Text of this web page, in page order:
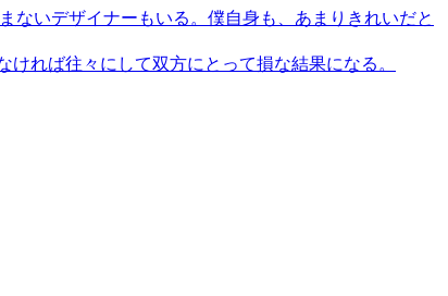
ないデザイナーもいる。僕自身も、あまりきれいだと
ければ往々にして双方にとって損な結果になる。